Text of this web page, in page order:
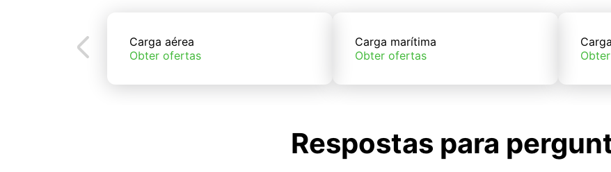
Carga aérea
Obter ofertas
Carga marítima
Obter ofertas
Respostas para